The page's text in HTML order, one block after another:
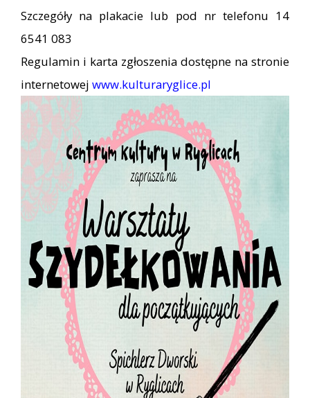
Szczegóły na plakacie lub pod nr telefonu 14
6541 083
Regulamin i karta zgłoszenia dostępne na stronie
internetowej www.kulturaryglice.pl